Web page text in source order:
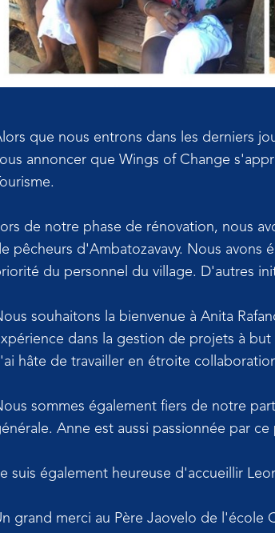
que nous entrons dans les derniers
annoncer que Wings of Change
Tourisme.
de notre phase de rénovation, nous
pêcheurs d'Ambatozavavy. Nous avons
du personnel du village. D'autres
souhaitons la bienvenue à Anita
dans la gestion de projets à
hâte de travailler en étroite
sommes également fiers de notre
Anne est aussi passionnée par
suis également heureuse d'accueillir
grand merci au Père Jaovelo de l'école